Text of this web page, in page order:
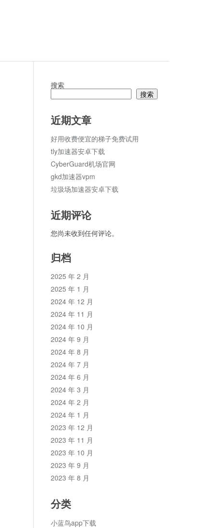
搜索
搜索
近期文章
好用收费便宜的梯子免费试用
tly加速器安卓下载
CyberGuard机场官网
gkd加速器vpm
垃圾场加速器安卓下载
近期评论
您尚未收到任何评论。
归档
2025 年 2 月
2025 年 1 月
2024 年 12 月
2024 年 11 月
2024 年 10 月
2024 年 9 月
2024 年 8 月
2024 年 7 月
2024 年 6 月
2024 年 3 月
2024 年 2 月
2024 年 1 月
2023 年 12 月
2023 年 11 月
2023 年 10 月
2023 年 9 月
2023 年 8 月
分类
小蓝鸟app下载